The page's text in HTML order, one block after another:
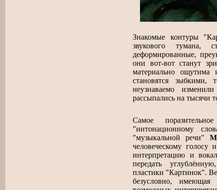
Знакомые контуры
звукового тумана,
деформированные,
они вот-вот станут
материально ощутима
становятся
неузнаваемо
рассыпались на тысячи
Самое
"интонационному
"музыкальной речи"
человеческому голосу
интерпретацию и
передать
пластики "Картинок".
безусловно,